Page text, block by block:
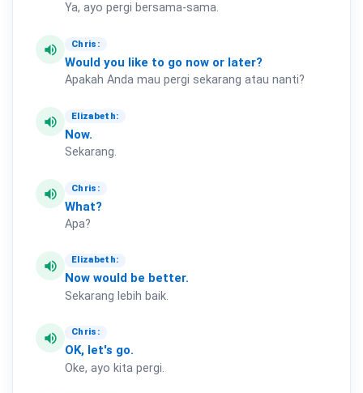
Ya, ayo pergi bersama-sama.
volume_up Chris:
Would you like to go now or later?
Apakah Anda mau pergi sekarang atau nanti?
volume_up Elizabeth:
Now.
Sekarang.
volume_up Chris:
What?
Apa?
volume_up Elizabeth:
Now would be better.
Sekarang lebih baik.
volume_up Chris:
OK, let's go.
Oke, ayo kita pergi.